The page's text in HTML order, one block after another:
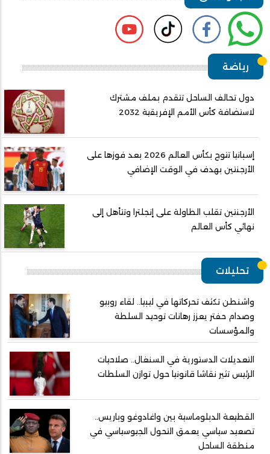
رياضة
دول تحالف الساحل تتقدم بملف مشترك
لاستضافة كأس الأمم الإفريقية 2032
إسبانيا تتوج بكأس العالم 2026 بعد فوزها على
الأرجنتين بهدف في الوقت الإضافي
الأرجنتين تقلب الطاولة على إنجلترا وتتأهل إلى
نهائي كأس العالم
تحليلات
واشنطن تكثف تحركاتها في ليبيا.. لقاء روبيو
وصدام حفتر يعزز رهانات توحيد السلطة
والمؤسسات
التعديلات الدستورية في السنغال.. صلاحيات
الرئيس تثير نقاشا قانونيا حول توازن السلطات
القطيعة الدبلوماسية بين واغادوغو وباريس..
تصعيد سياسي يعمق التحول الجيوسياسي في
منطقة الساحل